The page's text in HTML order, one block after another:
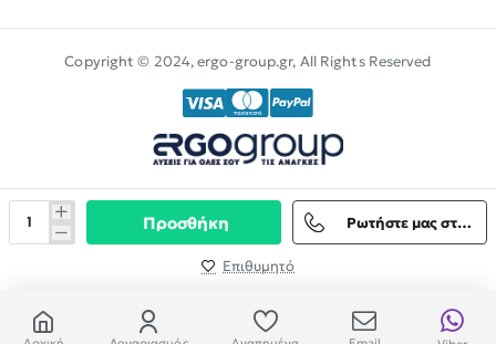
Προσθήκη Ρωτήστε μας στο Viber
Επιθυμητό
Copyright © 2024, ergo-group.gr, All Rights Reserved